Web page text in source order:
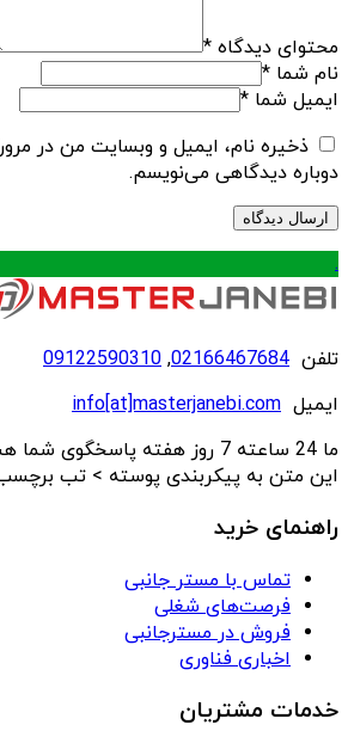
محتوای دیدگاه *
نام شما *
ایمیل شما *
ذخیره نام، ایمیل و وبسایت من در
دوباره دیدگاهی می‌نویسم.
.
تلفن 02166467684
,
09122590310
ایمیل info[at]masterjanebi.com
ما 24 ساعته 7 روز هفته
این متن به پیکربندی پوسته > تب
راهنمای خرید
تماس با مستر جانبی
فرصت‌های شغلی
فروش در مسترجانبی
اخباری فناوری
خدمات مشتریان